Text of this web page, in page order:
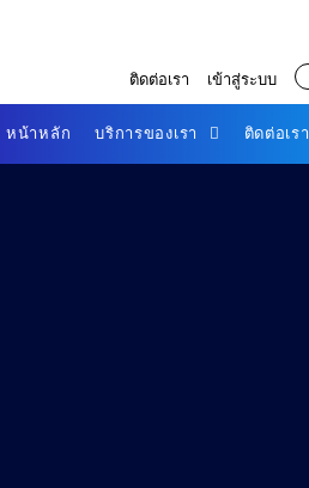
ติดต่อเรา เข้าสู่ระบบ
หน้าหลัก บริการของเรา ติดต่อเรา